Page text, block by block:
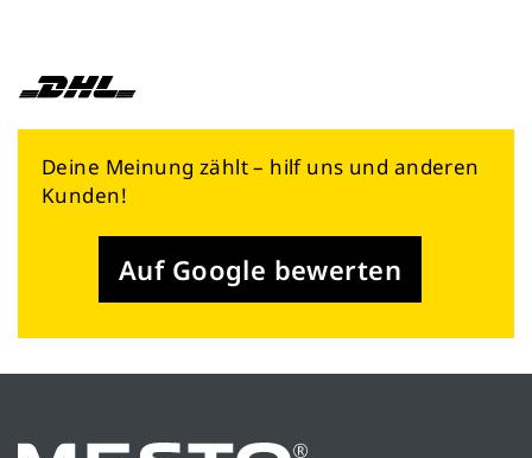
Deine Meinung zählt – hilf uns und anderen
Kunden!
Auf Google bewerten